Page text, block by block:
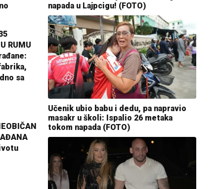
RUMU
sa
napada u Lajpcigu! (FOTO)
Učenik ubio babu i dedu, pa napravio
masakr u školi: Ispalio 26 metaka
tokom napada (FOTO)